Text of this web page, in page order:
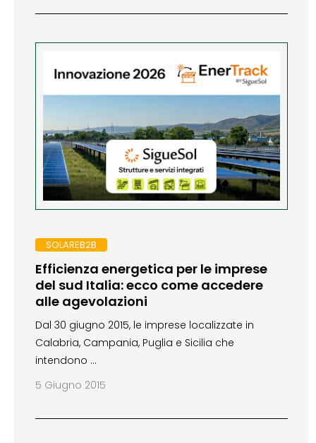
SOLAREB2B
Efficienza energetica per le imprese
del sud Italia: ecco come accedere
alle agevolazioni
Dal 30 giugno 2015, le imprese localizzate in
Calabria, Campania, Puglia e Sicilia che
intendono …
5 Giugno 2015